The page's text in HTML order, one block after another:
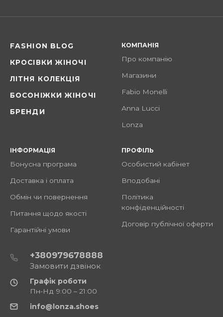
FASHION BLOG
КРОСІВКИ ЖІНОЧІ
ЛІТНЯ КОЛЕКЦІЯ
БОСОНІЖКИ ЖІНОЧІ
БРЕНДИ
КОМПАНІЯ
Про компанію
Магазини
Fabio Monelli
Anna Lucci
Lonza
ІНФОРМАЦІЯ
Бонусна програма
Доставка і оплата
Обмін чи повернення
Питання щодо якості
Гарантійні умови
ПРОФІЛЬ
Особистий кабінет
Вподобані
Політика
конфіденційності
Договір публічної оферти
+380979678888
Замовити дзвінок
Графік роботи
Пн-Нд 9:00 – 21:00
info@lonza.shoes